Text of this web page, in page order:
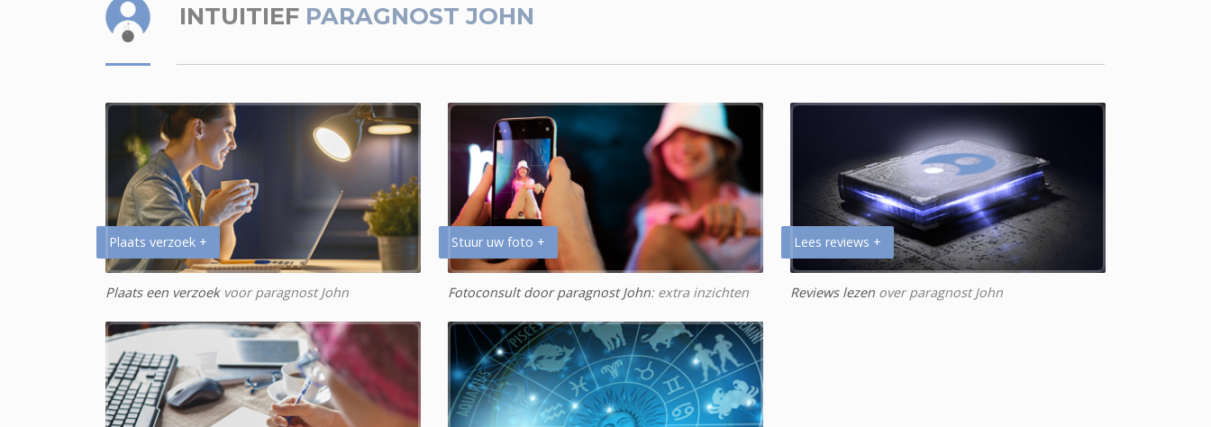
INTUITIEF PARAGNOST JOHN
Plaats verzoek +
Plaats een verzoekvoor paragnost John
Stuur uw foto +
Fotoconsult door paragnost John: extra inzichten
Lees reviews +
Reviews lezen over paragnost John